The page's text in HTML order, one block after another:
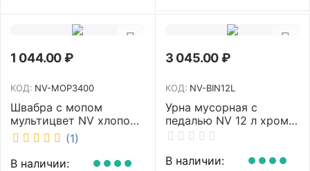
1 044.00₽
КОД: NV-MOP3400
Швабра с мопом
мультицвет NV хлопок
40 см NV-MOP3400
(1)
В наличии:
3 045.00₽
КОД: NV-BIN12L
Урна мусорная с
педалью NV 12 л хром
NV-BIN12L
В наличии: